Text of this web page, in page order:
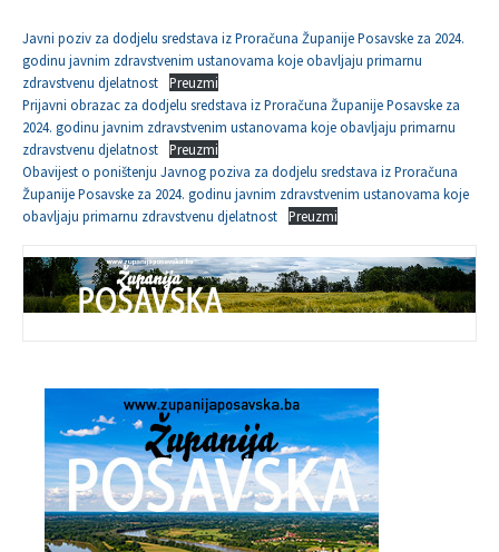
Javni poziv za dodjelu sredstava iz Proračuna Županije Posavske za 2024.
godinu javnim zdravstvenim ustanovama koje obavljaju primarnu
zdravstvenu djelatnost
Preuzmi
Prijavni obrazac za dodjelu sredstava iz Proračuna Županije Posavske za
2024. godinu javnim zdravstvenim ustanovama koje obavljaju primarnu
zdravstvenu djelatnost
Preuzmi
Obavijest o poništenju Javnog poziva za dodjelu sredstava iz Proračuna
Županije Posavske za 2024. godinu javnim zdravstvenim ustanovama koje
obavljaju primarnu zdravstvenu djelatnost
Preuzmi